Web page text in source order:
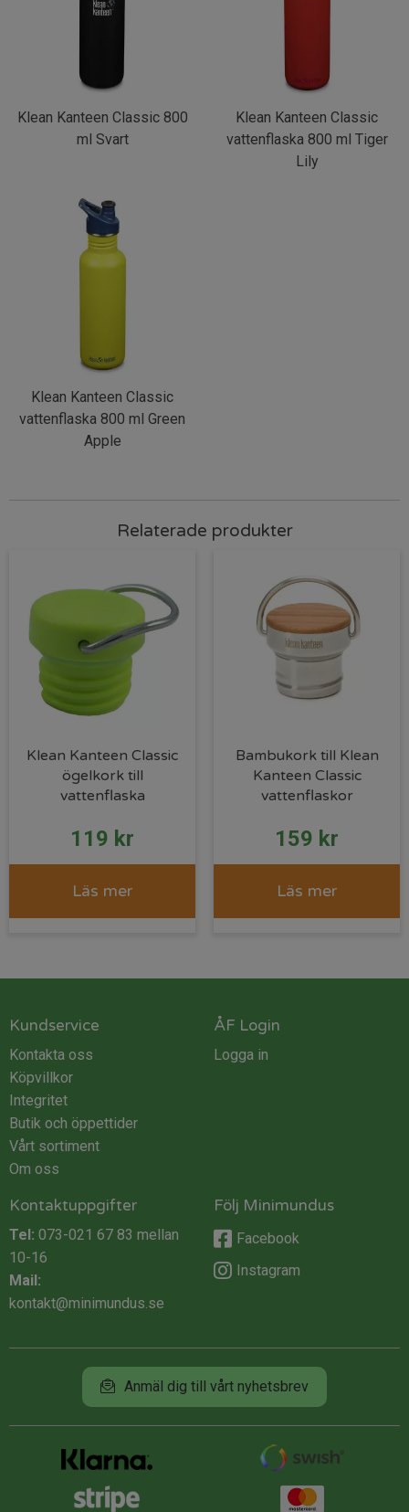
Klean Kanteen Classic 800
ml Svart
Klean Kanteen Classic
vattenflaska 800 ml Tiger
Lily
Klean Kanteen Classic
vattenflaska 800 ml Green
Apple
Relaterade produkter
Klean Kanteen Classic
ögelkork till
vattenflaska
119 kr
Läs mer
Bambukork till Klean
Kanteen Classic
vattenflaskor
159 kr
Läs mer
Kundservice
Kontakta oss
Köpvillkor
Integritet
Butik och öppettider
Vårt sortiment
Om oss
ÅF Login
Logga in
Kontaktuppgifter
Tel: 073-021 67 83 mellan
10-16
Mail:
kontakt@minimundus.se
Följ Minimundus
Facebook
Instagram
Anmäl dig till vårt nyhetsbrev